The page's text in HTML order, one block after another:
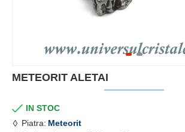
METEORIT ALETAI
IN STOC
Piatra: Meteorit